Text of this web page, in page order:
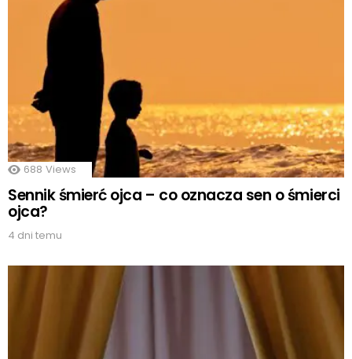
688 Views
Sennik śmierć ojca – co oznacza sen o śmierci
ojca?
4 dni temu